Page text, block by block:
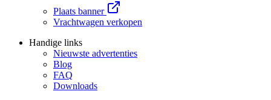
Plaats banner
Vrachtwagen verkopen
Handige links
Nieuwste advertenties
Blog
FAQ
Downloads